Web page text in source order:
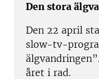
Den stora
Den 22 april
slow-tv-
året i rad.